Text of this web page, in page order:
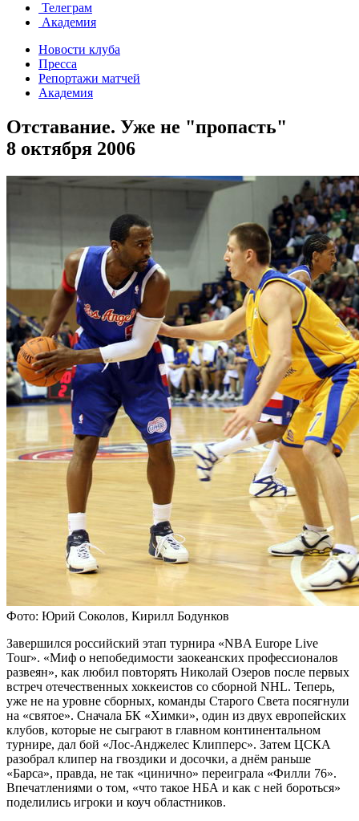
Телеграм
Академия
Новости клуба
Пресса
Репортажи матчей
Академия
Отставание. Уже не "пропасть"
8 октября 2006
Фото: Юрий Соколов, Кирилл Бодунков
Завершился российский этап турнира «NBA Europe Live
Tour». «Миф о непобедимости заокеанских профессионалов
развеян», как любил повторять Николай Озеров после первых
встреч отечественных хоккеистов со сборной NHL. Теперь,
уже не на уровне сборных, команды Старого Света посягнули
на «святое». Сначала БК «Химки», один из двух европейских
клубов, которые не сыграют в главном континентальном
турнире, дал бой «Лос-Анджелес Клипперс». Затем ЦСКА
разобрал клипер на гвоздики и досочки, а днём раньше
«Барса», правда, не так «цинично» переиграла «Филли 76».
Впечатлениями о том, «что такое НБА и как с ней бороться»
поделились игроки и коуч областников.